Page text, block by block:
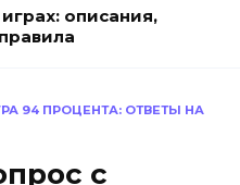
описания,
94 ПРОЦЕНТА: ОТВЕТЫ НА
с